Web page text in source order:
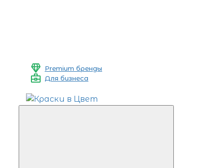
Premium бренды
Для бизнеса